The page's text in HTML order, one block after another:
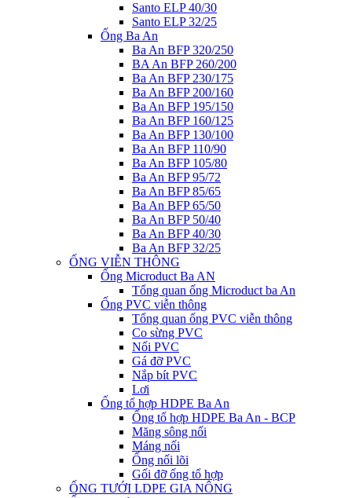
Santo ELP 40/30
Santo ELP 32/25
Ống Ba An
Ba An BFP 320/250
BA An BFP 260/200
Ba An BFP 230/175
Ba An BFP 200/160
Ba An BFP 195/150
Ba An BFP 160/125
Ba An BFP 130/100
Ba An BFP 110/90
Ba An BFP 105/80
Ba An BFP 95/72
Ba An BFP 85/65
Ba An BFP 65/50
Ba An BFP 50/40
Ba An BFP 40/30
Ba An BFP 32/25
ỐNG VIỄN THÔNG
Ống Microduct Ba AN
Tổng quan ống Microduct ba An
Ống PVC viễn thông
Tổng quan ống PVC viễn thông
Co sừng PVC
Nối PVC
Gá đỡ PVC
Nắp bít PVC
Lơi
Ống tổ hợp HDPE Ba An
Ống tổ hợp HDPE Ba An - BCP
Măng sông nối
Máng nối
Ống nối lõi
Gối đỡ ống tổ hợp
ỐNG TƯỚI LDPE GIA NÔNG